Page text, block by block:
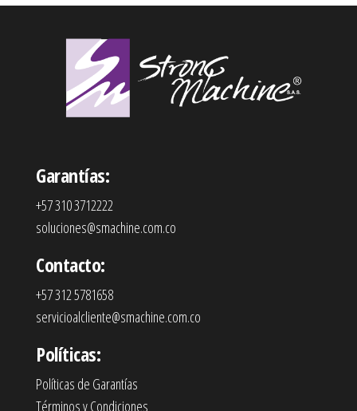
Garantías:
+57 310 3712222
soluciones@smachine.com.co
Contacto:
+57 312 5781658
servicioalcliente@smachine.com.co
Políticas:
Políticas de Garantías
Términos y Condiciones